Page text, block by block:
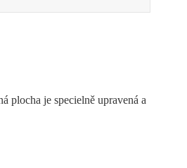
plocha je specielně upravená a